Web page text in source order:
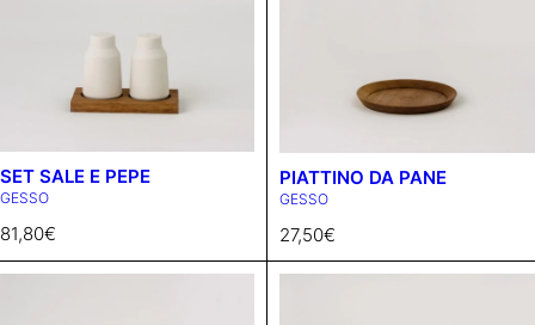
SET SALE E PEPE
GESSO
81,80€
PIATTINO DA PANE
GESSO
27,50€